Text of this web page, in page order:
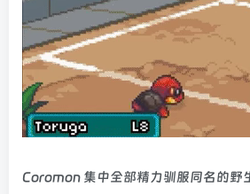
Coromon 集中全部精力驯服同名的野